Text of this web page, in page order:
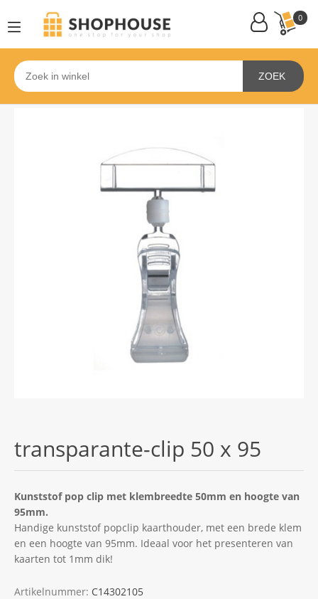
0
ZOEK
transparante-clip 50 x 95
Kunststof pop clip met klembreedte 50mm en hoogte van
95mm.
Handige kunststof popclip kaarthouder, met een brede klem
en een hoogte van 95mm. Ideaal voor het presenteren van
kaarten tot 1mm dik!
Artikelnummer: C14302105